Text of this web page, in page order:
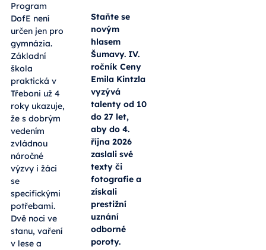
Program
DofE není
určen jen pro
gymnázia.
Základní
škola
praktická v
Třeboni už 4
roky ukazuje,
že s dobrým
vedením
zvládnou
náročné
výzvy i žáci
se
specifickými
potřebami.
Dvě noci ve
stanu, vaření
v lese a
Staňte se
novým
hlasem
Šumavy. IV.
ročník Ceny
Emila Kintzla
vyzývá
talenty od 10
do 27 let,
aby do 4.
října 2026
zaslali své
texty či
fotografie a
získali
prestižní
uznání
odborné
poroty.